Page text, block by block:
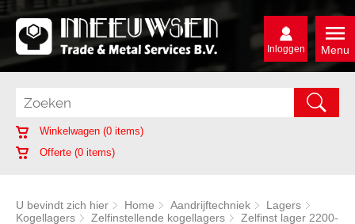
Menu
Inloggen
Winkelwagen (0 items)
Offerte (0 items)
U bevindt zich hier Home Aandrijftechniek
Lagers
Kogellagers
Zelfinstellende kogellagers
Zelfinst lager 2200-